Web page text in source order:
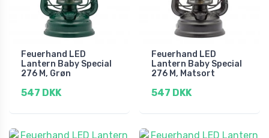
Feuerhand LED
Lantern Baby Special
276 M, Grøn
547 DKK
Feuerhand LED
Lantern Baby Special
276 M, Matsort
547 DKK